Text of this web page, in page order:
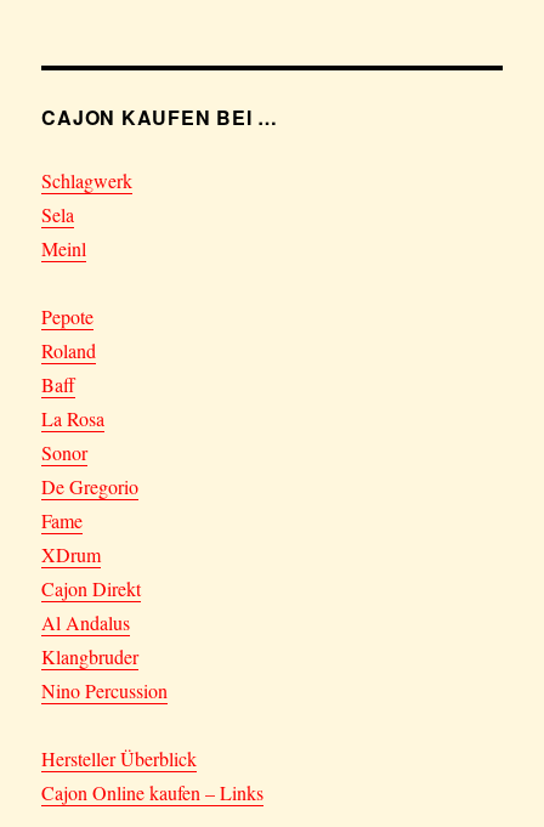
CAJON KAUFEN BEI …
Schlagwerk
Sela
Meinl
Pepote
Roland
Baff
La Rosa
Sonor
De Gregorio
Fame
XDrum
Cajon Direkt
Al Andalus
Klangbruder
Nino Percussion
Hersteller Überblick
Cajon Online kaufen – Links